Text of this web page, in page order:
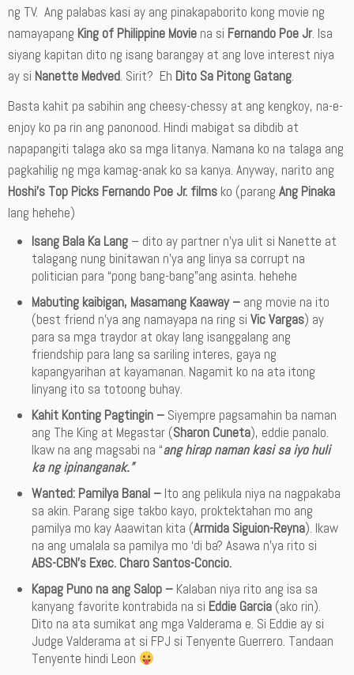
ng TV. Ang palabas kasi ay ang pinakapaborito kong movie ng
namayapang King of Philippine Movie na si Fernando Poe Jr. Isa
siyang kapitan dito ng isang barangay at ang love interest niya
ay si Nanette Medved. Sirit? Eh Dito Sa Pitong Gatang.
Basta kahit pa sabihin ang cheesy-chessy at ang kengkoy, na-e-
enjoy ko pa rin ang panonood. Hindi mabigat sa dibdib at
napapangiti talaga ako sa mga litanya. Namana ko na talaga ang
pagkahilig ng mga kamag-anak ko sa kanya. Anyway, narito ang
Hoshi’s Top Picks Fernando Poe Jr. films ko (parang Ang Pinaka
lang hehehe)
Isang Bala Ka Lang – dito ay partner n’ya ulit si Nanette at
talagang nung binitawan n’ya ang linya sa corrupt na
politician para “pong bang-bang”ang asinta. hehehe
Mabuting kaibigan, Masamang Kaaway – ang movie na ito
(best friend n’ya ang namayapa na ring si Vic Vargas) ay
para sa mga traydor at okay lang isanggalang ang
friendship para lang sa sariling interes, gaya ng
kapangyarihan at kayamanan. Nagamit ko na ata itong
linyang ito sa totoong buhay.
Kahit Konting Pagtingin – Siyempre pagsamahin ba naman
ang The King at Megastar (Sharon Cuneta), eddie panalo.
Ikaw na ang magsabi na “ang hirap naman kasi sa iyo huli
ka ng ipinanganak.”
Wanted: Pamilya Banal – Ito ang pelikula niya na nagpakaba
sa akin. Parang sige takbo kayo, proktektahan mo ang
pamilya mo kay Aaawitan kita (Armida Siguion-Reyna). Ikaw
na ang umalala sa pamilya mo ‘di ba? Asawa n’ya rito si
ABS-CBN’s Exec. Charo Santos-Concio.
Kapag Puno na ang Salop – Kalaban niya rito ang isa sa
kanyang favorite kontrabida na si Eddie Garcia (ako rin).
Dito na ata sumikat ang mga Valderama e. Si Eddie ay si
Judge Valderama at si FPJ si Tenyente Guerrero. Tandaan
Tenyente hindi Leon